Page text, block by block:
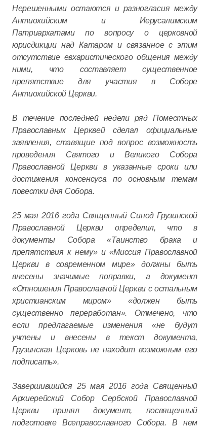
Нерешенными остаются и разногласия между
Антиохийским и Иерусалимским
Патриархатами по вопросу о церковной
юрисдикции над Катаром и связанное с этим
отсутствие евхаристического общения между
ними, что составляет существенное
препятствие для участия в Соборе
Антиохийской Церкви.
В течение последней недели ряд Поместных
Православных Церквей сделал официальные
заявления, ставящие под вопрос возможность
проведения Святого и Великого Собора
Православной Церкви в указанные сроки или
достижения консенсуса по основным темам
повестки дня Собора.
25 мая 2016 года Священный Синод Грузинской
Православной Церкви определил, что в
документы Собора «Таинство брака и
препятствия к нему» и «Миссия Православной
Церкви в современном мире» должны быть
внесены значимые поправки, а документ
«Отношения Православной Церкви с остальным
христианским миром» «должен быть
существенно переработан». Отмечено, что
если предлагаемые изменения «не будут
учтены и внесены в текст документа,
Грузинская Церковь не находит возможным его
подписать».
Завершившийся 25 мая 2016 года Священный
Архиерейский Собор Сербской Православной
Церкви принял документ, посвященный
подготовке Всеправославного Собора. В нем